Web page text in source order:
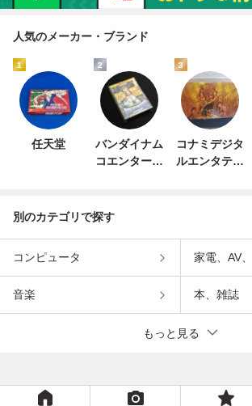
人気のメーカー・ブランド
1
任天堂
2
バンダイナム
コエンターテ
3
コナミデジタ
ルエンタテイ
別のカテゴリで探す
コンピュータ 家電、AV
音楽 本、雑誌
もっと見る